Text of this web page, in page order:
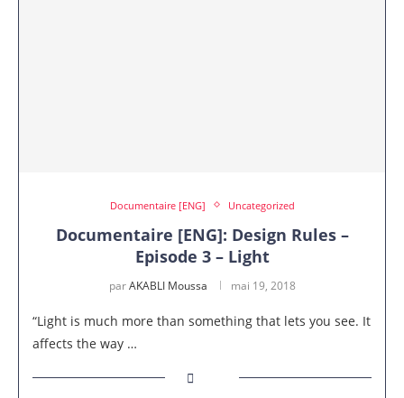
Documentaire [ENG] Uncategorized
Documentaire [ENG]: Design Rules –
Episode 3 – Light
parAKABLI Moussa mai 19, 2018
“Light is much more than something that lets you see. It
affects the way …